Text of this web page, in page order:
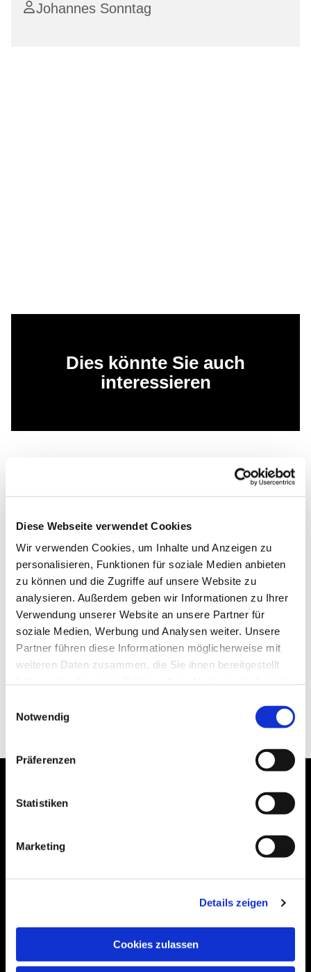
Diese Webseite verwendet Cookies
Wir verwenden Cookies, um Inhalte und Anzeigen zu
personalisieren, Funktionen für soziale Medien anbieten
zu können und die Zugriffe auf unsere Website zu
analysieren. Außerdem geben wir Informationen zu Ihrer
Verwendung unserer Website an unsere Partner für
soziale Medien, Werbung und Analysen weiter. Unsere
Partner führen diese Informationen möglicherweise mit
weiteren Daten zusammen, die Sie ihnen bereitgestellt
Notwendig
Präferenzen
Statistiken
Marketing
Details zeigen
Cookies zulassen
Johannes Sonntag
Dies könnte Sie auch
interessieren
99089 Erfurt, Thüringen